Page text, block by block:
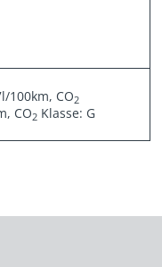
100km, CO2
CO2 Klasse: G